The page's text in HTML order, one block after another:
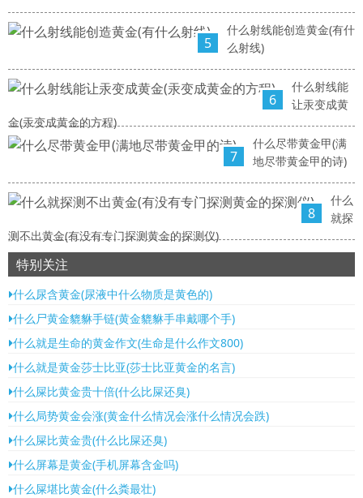
5
什么射线能创造黄金(有什
么射线)
6
什么射线能
让汞变成黄
金(汞变成黄金的方程)
7
什么尽带黄金甲(满
地尽带黄金甲的诗)
8
什么
就探
测不出黄金(有没有专门探测黄金的探测仪)
特别关注
什么尿含黄金(尿液中什么物质是黄色的)
什么尸黄金貔貅手链(黄金貔貅手串戴哪个手)
什么就是生命的黄金作文(生命是什么作文800)
什么就是黄金莎士比亚(莎士比亚黄金的名言)
什么屎比黄金贵十倍(什么比屎还臭)
什么局势黄金会涨(黄金什么情况会涨什么情况会跌)
什么屎比黄金贵(什么比屎还臭)
什么屏幕是黄金(手机屏幕含金吗)
什么屎堪比黄金(什么粪最壮)